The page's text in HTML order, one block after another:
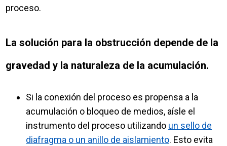
proceso.
La solución para la obstrucción depende de la
gravedad y la naturaleza de la acumulación.
Si la conexión del proceso es propensa a la
acumulación o bloqueo de medios, aísle el
instrumento del proceso utilizando un sello de
diafragma o un anillo de aislamiento. Esto evita